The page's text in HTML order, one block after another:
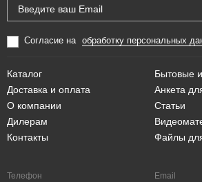
Согласие на обработку персональных
Каталог
Доставка и оплата
О компании
Дилерам
Контакты
Бытовые
Анкета
Статьи
Файлы
Телефон Email